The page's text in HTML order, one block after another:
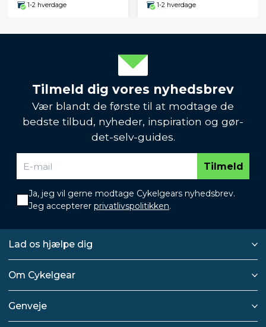
1-2 hverdage 1-2 hverdage
Tilmeld dig vores nyhedsbrev
Vær blandt de første til at modtage de
bedste tilbud, nyheder, inspiration og gør-
det-selv-guides.
Tilmeld
Ja, jeg vil gerne modtage Cykelgears nyhedsbrev.
Jeg accepterer privatlivspolitikken.
Lad os hjælpe dig
Om Cykelgear
Genveje